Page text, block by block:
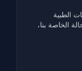
الطبية
الخاصة بنا،